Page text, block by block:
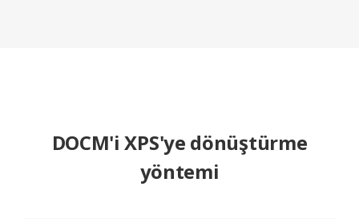
DOCM'i XPS'ye dönüştürme
yöntemi